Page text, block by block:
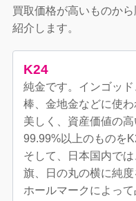
買取価格が高いものか
紹介します。
K24
純金です。インゴッ
棒、金地金などに使わ
美しく、資産価値の
99.99%以上のものを
そして、日本国内で
旗、日の丸の横に純
ホールマークによっ